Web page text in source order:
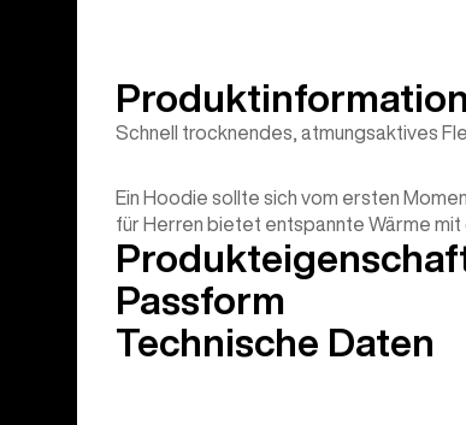
Schnell trocknendes, atmungsaktives
Ein Hoodie sollte sich vom ersten
für Herren bietet entspannte Wärme mit
Passform
Technische Daten